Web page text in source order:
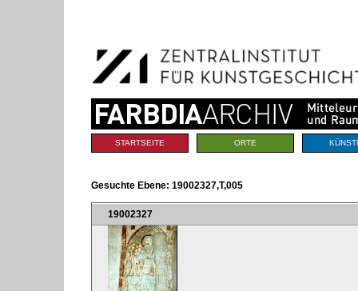
Navigation
Sektionen
STARTSEITE ORTE
Gesuchte Ebene: 19002327,T,005
19002327